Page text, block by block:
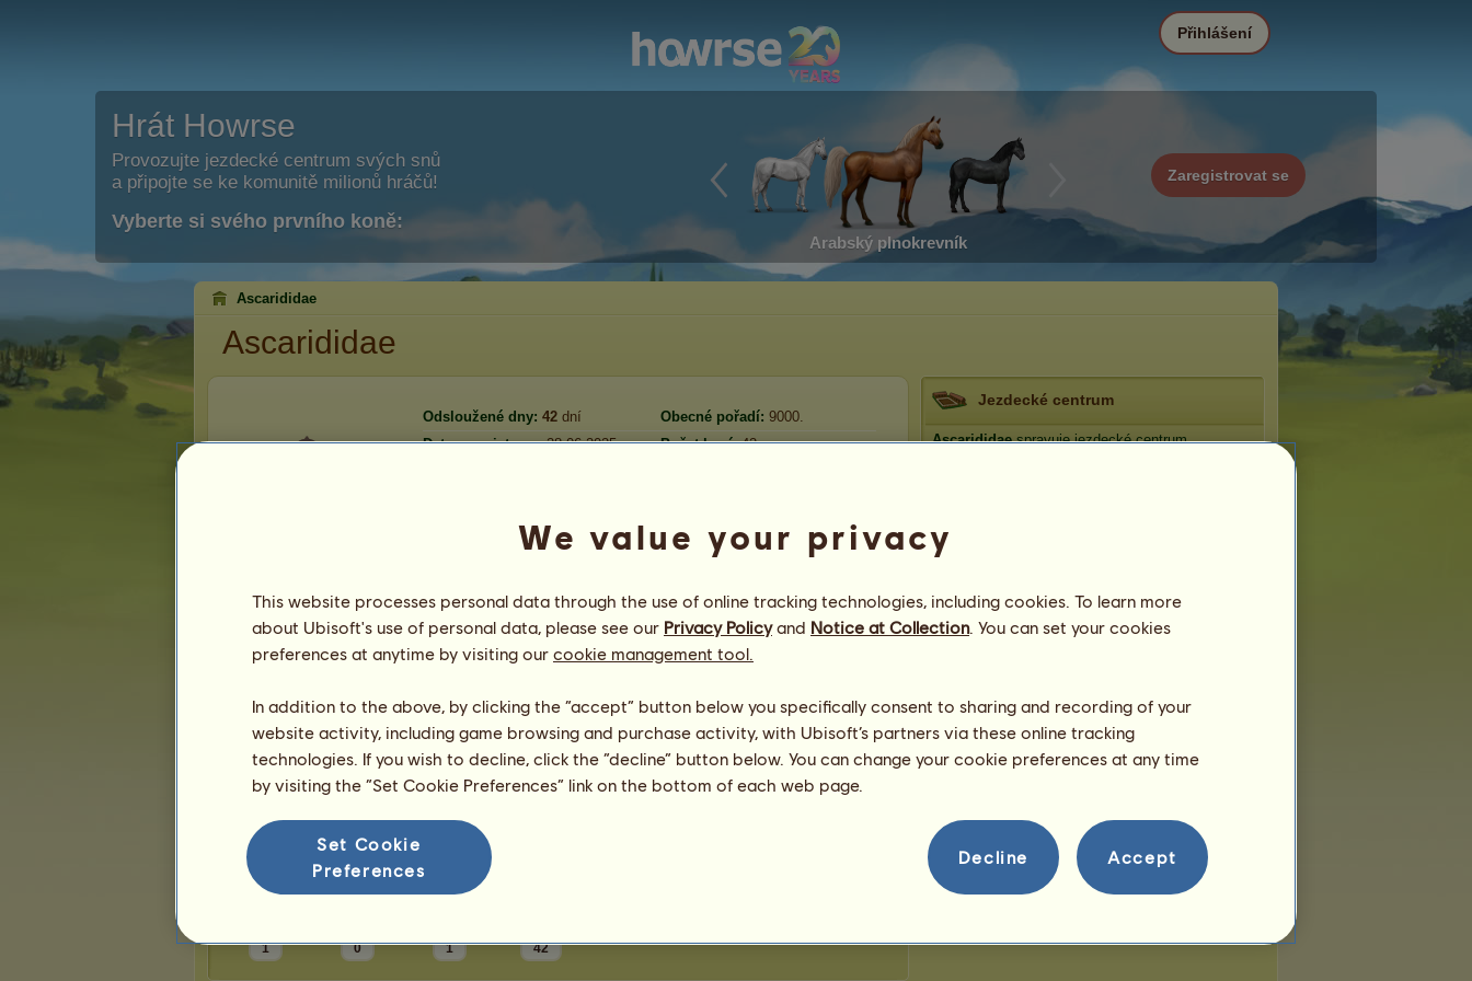
Hrát Howrse
Provozujte jezdecké centrum svých snů
a připojte se ke komunitě milionů hráčů!
Vyberte si svého prvního koně:
Arabský plnokrevník
Zaregistrovat se
Přihlášení
Ascarididae
Ascarididae
Odsloužené dny: 42 dní Obecné pořadí: 9000.
Datum registrace: 28.06.2025 Počet koní: 42
Ascarididae má1přítele:
krovak25
Počet gratulací proAscarididae-12 , včetně
nedávných:
Monca1983
před 365 dní
Anairda
před 388 dní
Internet
před 388 dní
Densi4
před 388 dní
1 0 1 42
Jezdecké centrum
Ascarididaespravuje jezdecké centrum
We value your privacy
This website processes personal data through the use of online tracking technologies, including cookies. To learn more
about Ubisoft's use of personal data, please see our Privacy Policyand Notice at Collection. You can set your cookies
preferences at anytime by visiting our cookie management tool.
In addition to the above, by clicking the “accept” button below you specifically consent to sharing and recording of your
website activity, including game browsing and purchase activity, with Ubisoft’s partners via these online tracking
technologies. If you wish to decline, click the “decline” button below. You can change your cookie preferences at any time
by visiting the “Set Cookie Preferences” link on the bottom of each web page.
Set Cookie
Preferences
Decline Accept